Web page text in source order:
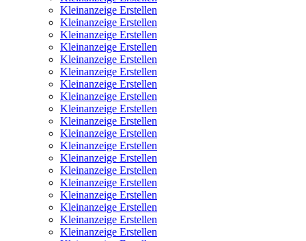
Kleinanzeige Erstellen
Kleinanzeige Erstellen
Kleinanzeige Erstellen
Kleinanzeige Erstellen
Kleinanzeige Erstellen
Kleinanzeige Erstellen
Kleinanzeige Erstellen
Kleinanzeige Erstellen
Kleinanzeige Erstellen
Kleinanzeige Erstellen
Kleinanzeige Erstellen
Kleinanzeige Erstellen
Kleinanzeige Erstellen
Kleinanzeige Erstellen
Kleinanzeige Erstellen
Kleinanzeige Erstellen
Kleinanzeige Erstellen
Kleinanzeige Erstellen
Kleinanzeige Erstellen